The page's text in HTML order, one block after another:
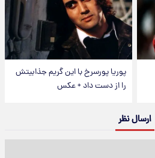
پوریا پورسرخ با این گریم جذابیتش
را از دست داد + عکس
ارسال نظر